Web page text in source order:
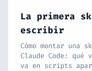
La primera
escribir
Cómo montar
Claude Code: qué
va en scripts